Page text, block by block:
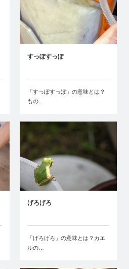
すっぽすっぽ
「すっぽすっぽ」の意味とは？
もの…
げろげろ
「げろげろ」の意味とは？カエ
ルの…